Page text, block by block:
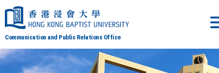
Communication and Public Relations Office